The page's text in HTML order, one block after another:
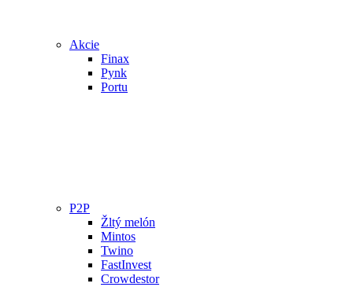
Akcie
Finax
Pynk
Portu
P2P
Žltý melón
Mintos
Twino
FastInvest
Crowdestor